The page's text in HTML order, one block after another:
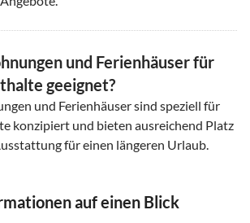
und Ferienhäuser für
geeignet?
und Ferienhäuser sind speziell für
konzipiert und bieten ausreichend Platz
für einen längeren Urlaub.
auf einen Blick